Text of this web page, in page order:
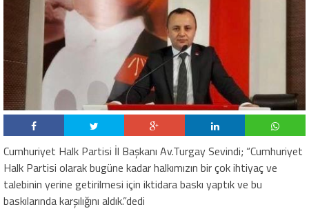
Cumhuriyet Halk Partisi İl Başkanı Av.Turgay Sevindi; “Cumhuriyet
Halk Partisi olarak bugüne kadar halkımızın bir çok ihtiyaç ve
talebinin yerine getirilmesi için iktidara baskı yaptık ve bu
baskılarında karşılığını aldık.”dedi